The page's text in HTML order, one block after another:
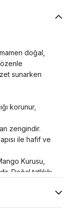
doğal,
özenle
sunarken
korunur,
zengindir.
ile hafif ve
Kurusu,
Doğal tatlılığı